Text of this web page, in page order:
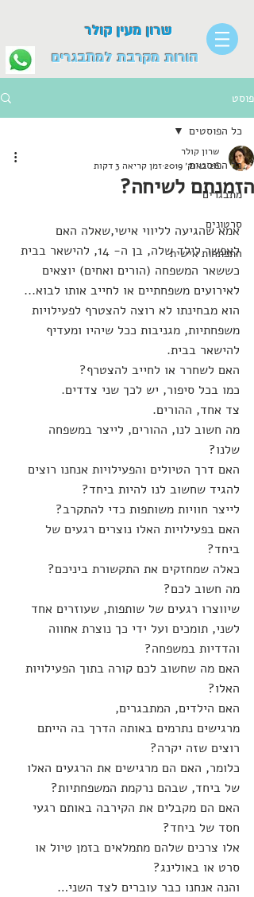
הורות מקרבת למתבגרים
שרון מעין קולר
פוסט
כל הפוסטים
מתבגרים
סרטונים
התפתחות אישית
כל הפוסטים
הזמנתם לשיחה?
שרון קולר
26 באוק׳ 2019
זמן קריאה 3 דקות
אמא שהגיעה לליווי אישי,שאלה האם
לאפשר לילד שלה, בן ה- 14, להישאר בבית
כששאר המשפחה (הורים ואחים) יוצאים
לאירועים משפחתיים או לחייב אותו לבוא...
הוא מבחינתו לא רוצה להצטרף לפעילויות
משפחתיות, מגניבות ככל שיהיו ומעדיף
להישאר בבית.
האם לשחרר או לחייב להצטרף?
כמו בכל סיפור, יש לכך שני צדדים.
צד אחד, ההורים.
מה חשוב לנו, ההורים, לייצר במשפחה
שלנו?
האם דרך הטיולים והפעילויות אנחנו רוצים
להגיד שחשוב לנו להיות ביחד?
לייצר חוויות משותפות כדי להתקרב?
האם בפעילויות האלו נוצרים רגעים של
ביחד?
כאלה שמחזקים את התקשורת ביניכם?
מה חשוב לכם?
שיווצרו רגעים של שותפות, שעוזרים אחד
לשני, תומכים ועל ידי כך נוצרת אחווה
והדדיות במשפחה?
האם מה שחשוב לכם קורה בתוך הפעילויות
האלו?
האם הילדים, המתבגרים,
מרגישים נתרמים באותה הדרך בה הייתם
רוצים שזה יקרה?
כלומר, האם הם מרגישים את הרגעים האלו
של ביחד, שבהם נרקמת המשפחתיות?
האם הם מקבלים את הקירבה באותם רגעי
חסד של ביחד?
אלו צרכים שלהם מתמלאים בזמן טיול או
סרט או באולינג?
והנה אנחנו כבר עוברים לצד השני…